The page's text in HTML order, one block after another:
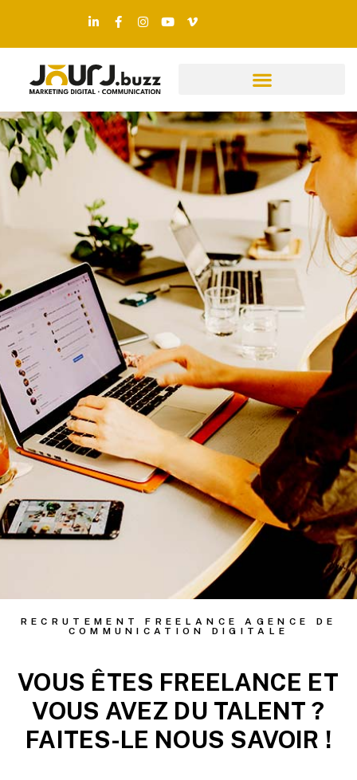
RECRUTEMENT FREELANCE AGENCE DE
COMMUNICATION DIGITALE
VOUS ÊTES FREELANCE ET
VOUS AVEZ DU TALENT ?
FAITES-LE NOUS SAVOIR !